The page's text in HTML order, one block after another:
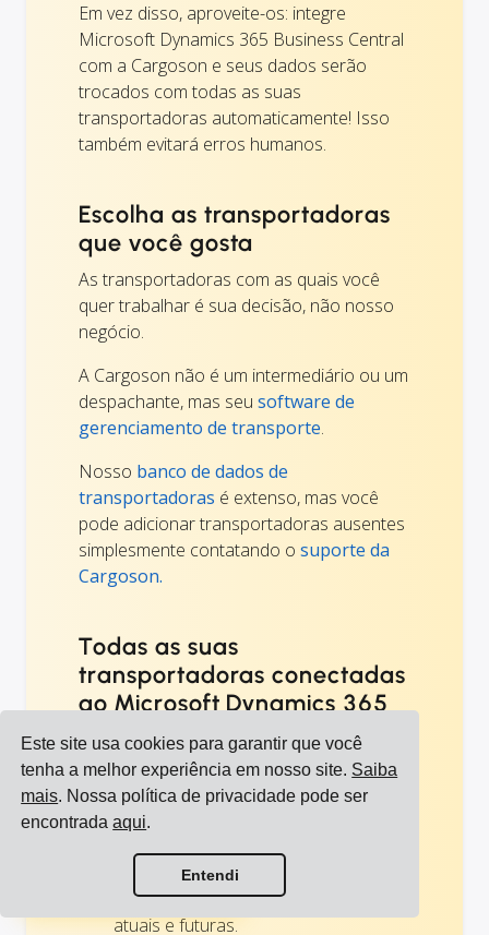
Este site usa cookies para garantir que você
tenha a melhor experiência em nosso site. Saiba
mais. Nossa política de privacidade pode ser
encontradaaqui.
Entendi
Em vez disso, aproveite-os: integre
Microsoft Dynamics 365 Business Central
com a Cargoson e seus dados serão
trocados com todas as suas
transportadoras automaticamente! Isso
também evitará erros humanos.
Escolha as transportadoras
que você gosta
As transportadoras com as quais você
quer trabalhar é sua decisão, não nosso
negócio.
A Cargoson não é um intermediário ou um
despachante, mas seu software de
gerenciamento de transporte.
Nosso banco de dados de
transportadoras é extenso, mas você
pode adicionar transportadoras ausentes
simplesmente contatando o suporte da
Cargoson.
Todas as suas
transportadoras conectadas
ao Microsoft Dynamics 365
Business Central
Todas as suas reservas de transporte
podem ser feitas da mesma maneira.
API simples: Uma integração do seu
Central ERP cobrirá todas as suas
integrações de transportadoras
atuais e futuras.
Ver todas as integrações
Ver todas as transportadoras